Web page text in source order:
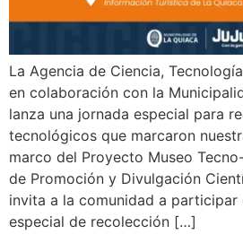
La Agencia de Ciencia,
en colaboración con la
lanza una jornada especial para
tecnológicos que marcaron
marco del Proyecto Museo
de Promoción y Divulgación
invita a la comunidad a participar
especial de recolección […]